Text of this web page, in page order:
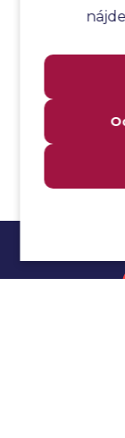
Analýza toku
Analýza
Anti-malvér